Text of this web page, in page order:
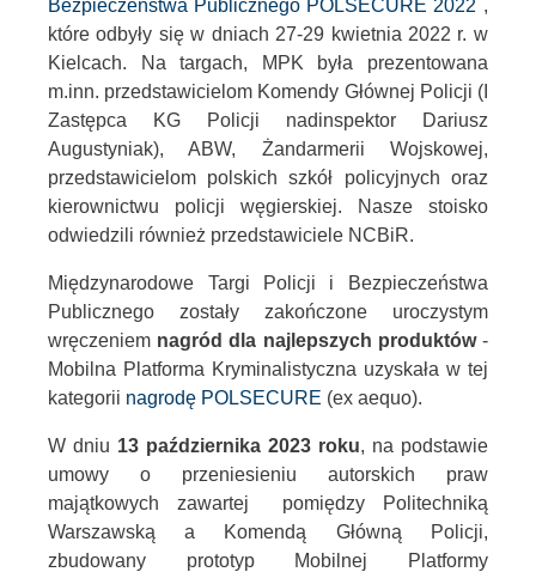
Bezpieczeństwa Publicznego POLSECURE 2022 ,
które odbyły się w dniach 27-29 kwietnia 2022 r. w
Kielcach. Na targach, MPK była prezentowana
m.inn. przedstawicielom Komendy Głównej Policji (I
Zastępca KG Policji nadinspektor Dariusz
Augustyniak), ABW, Żandarmerii Wojskowej,
przedstawicielom polskich szkół policyjnych oraz
kierownictwu policji węgierskiej. Nasze stoisko
odwiedzili również przedstawiciele NCBiR.
Międzynarodowe Targi Policji i Bezpieczeństwa
Publicznego zostały zakończone uroczystym
wręczeniem nagród dla najlepszych produktów-
Mobilna Platforma Kryminalistyczna uzyskała w tej
kategorii nagrodę POLSECURE (ex aequo).
W dniu 13 października 2023 roku, na podstawie
umowy o przeniesieniu autorskich praw
majątkowych zawartej pomiędzy Politechniką
Warszawską a Komendą Główną Policji,
zbudowany prototyp Mobilnej Platformy